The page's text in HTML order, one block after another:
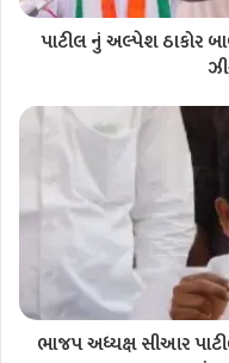
પાટીલ નું અલ્પેશ ઠાકોર
ભાજપ અધ્યક્ષ સીઆર